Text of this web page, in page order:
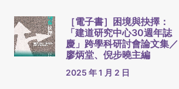
［電子書］困境與抉擇：
「建道研究中心30週年誌
慶」跨學科研討會論文集／
廖炳堂、倪步曉主編
2025 年 1 月 2 日